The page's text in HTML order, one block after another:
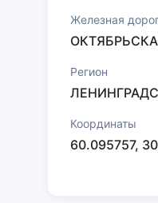
Железная
Регион
Координаты
60.095757,